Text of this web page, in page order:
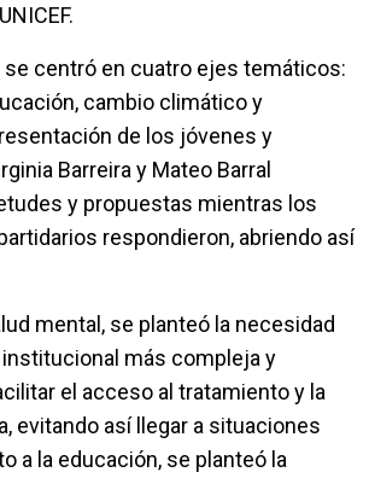
se centró en cuatro ejes temáticos:
cambio climático y
de los jóvenes y
Barreira y Mateo Barral
y propuestas mientras los
respondieron, abriendo así
mental, se planteó la necesidad
institucional más compleja y
el acceso al tratamiento y la
evitando así llegar a situaciones
a la educación, se planteó la